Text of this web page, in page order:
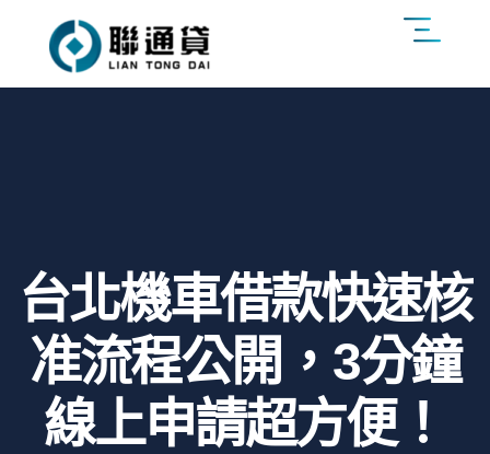
台北機車借款快速核
准流程公開，3分鐘
線上申請超方便！